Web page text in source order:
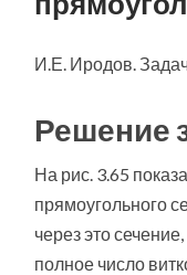
И.Е. Иродов.
Решение
На рис. 3.65
прямоугольного
через это
полное число